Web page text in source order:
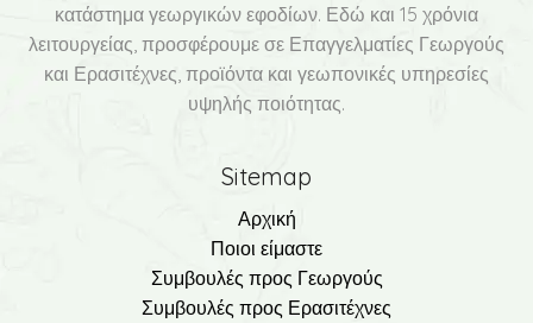
κατάστημα γεωργικών εφοδίων. Εδώ και 15 χρόνια
λειτουργείας, προσφέρουμε σε Επαγγελματίες Γεωργούς
και Ερασιτέχνες, προϊόντα και γεωπονικές υπηρεσίες
υψηλής ποιότητας.
Sitemap
Αρχική
Ποιοι είμαστε
Συμβουλές προς Γεωργούς
Συμβουλές προς Ερασιτέχνες